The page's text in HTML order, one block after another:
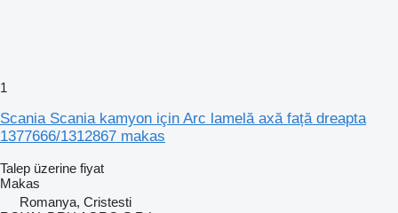
1
Scania Scania kamyon için Arc lamelă axă față dreapta
1377666/1312867 makas
Talep üzerine fiyat
Makas
Romanya, Cristesti